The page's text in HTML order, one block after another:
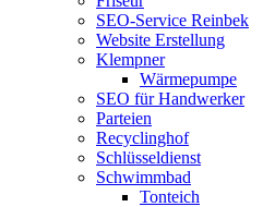
SEO-Service Reinbek
Website Erstellung
Klempner
Wärmepumpe
SEO für Handwerker
Parteien
Recyclinghof
Schlüsseldienst
Schwimmbad
Tonteich